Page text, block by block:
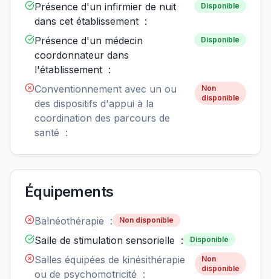
Présence d'un infirmier de nuit
dans cet établissement :
Disponible
Présence d'un médecin
coordonnateur dans
l'établissement :
Disponible
Conventionnement avec un ou
des dispositifs d'appui à la
coordination des parcours de
santé :
Non
disponible
Équipements
Balnéothérapie : Non disponible
Salle de stimulation sensorielle : Disponible
Salles équipées de kinésithérapie
ou de psychomotricité :
Non
disponible